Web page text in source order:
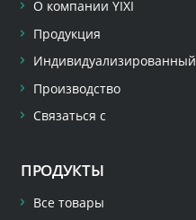
О компании YIXI
Продукция
Индивидуализированный
Производство
Связаться с
ПРОДУКТЫ
Все товары